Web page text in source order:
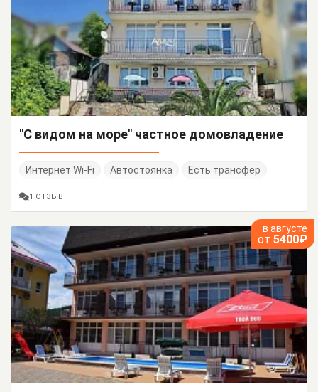
"С видом на море" частное домовладение
Интернет Wi-Fi Автостоянка Есть трансфер
1 ОТЗЫВ
в августе
от 5400₽